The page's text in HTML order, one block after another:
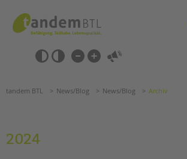
springen
Barrierefrei-
Einstellungen
überspringen
überspringen
tandem BTL News/Blog News/Blog Archiv
2024